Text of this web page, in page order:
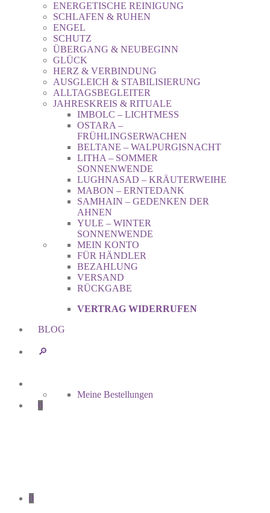
ENERGETISCHE REINIGUNG
SCHLAFEN & RUHEN
ENGEL
SCHUTZ
ÜBERGANG & NEUBEGINN
GLÜCK
HERZ & VERBINDUNG
AUSGLEICH & STABILISIERUNG
ALLTAGSBEGLEITER
JAHRESKREIS & RITUALE
IMBOLC – LICHTMESS
OSTARA –
FRÜHLINGSERWACHEN
BELTANE – WALPURGISNACHT
LITHA – SOMMER
SONNENWENDE
LUGHNASAD – KRÄUTERWEIHE
MABON – ERNTEDANK
SAMHAIN – GEDENKEN DER
AHNEN
YULE – WINTER
SONNENWENDE
MEIN KONTO
FÜR HÄNDLER
BEZAHLUNG
VERSAND
RÜCKGABE
VERTRAG WIDERRUFEN
BLOG
🔎︎
Meine Bestellungen
0
0